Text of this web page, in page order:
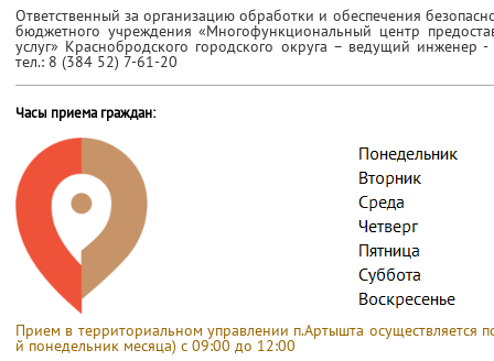
Ответственный за организацию обработки и обеспечения
бюджетного учреждения «Многофункциональный центр
услуг» Краснобродского городского округа – ведущий инженер
тел.: 8 (384 52) 7-61-20
Часы приема граждан:
Прием в территориальном управлении п.Артышта
й понедельник месяца) с 09:00 до 12:00